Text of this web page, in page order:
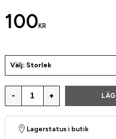
100 KR
Välj: Storlek
- +
Lagerstatus i butik